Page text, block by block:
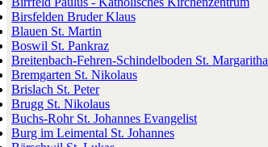
Birsfelden Bruder Klaus
Blauen St. Martin
Boswil St. Pankraz
Breitenbach-Fehren-Schindelboden St. Margaritha
Bremgarten St. Nikolaus
Brislach St. Peter
Brugg St. Nikolaus
Buchs-Rohr St. Johannes Evangelist
Burg im Leimental St. Johannes